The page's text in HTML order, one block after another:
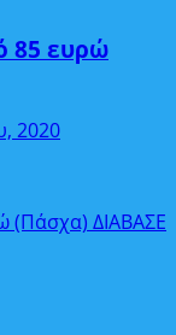
85 ευρώ
2020
(Πάσχα) ΔΙΑΒΑΣΕ